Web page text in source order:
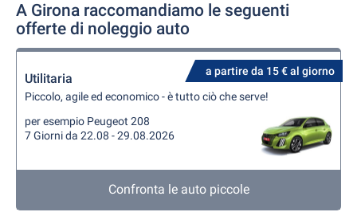
A Girona raccomandiamo le seguenti
offerte di noleggio auto
a partire da 15 € al giorno
Utilitaria
Piccolo, agile ed economico - è tutto ciò che serve!
per esempio Peugeot 208
7 Giorni da 22.08 - 29.08.2026
Confronta le auto piccole